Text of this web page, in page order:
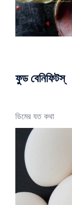
ফুড বেনিফিটস্
ডিমের যত কথা